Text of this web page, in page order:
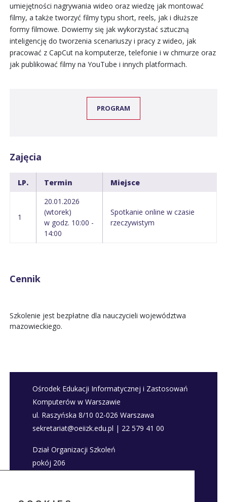
umiejętności nagrywania wideo oraz wiedzę jak montować
filmy, a także tworzyć filmy typu short, reels, jak i dłuższe
formy filmowe. Dowiemy się jak wykorzystać sztuczną
inteligencję do tworzenia scenariuszy i pracy z wideo, jak
pracować z CapCut na komputerze, telefonie i w chmurze oraz
jak publikować filmy na YouTube i innych platformach.
PROGRAM
Zajęcia
LP. Termin Miejsce
1
20.01.2026
(wtorek)
w godz. 10:00 -
14:00
Spotkanie online w czasie
rzeczywistym
Cennik
Szkolenie jest bezpłatne dla nauczycieli województwa
mazowieckiego.
Ośrodek Edukacji Informatycznej i Zastosowań
Komputerów w Warszawie
ul. Raszyńska 8/10 02-026 Warszawa
sekretariat@oeiizk.edu.pl | 22 579 41 00
Dział Organizacji Szkoleń
pokój 206